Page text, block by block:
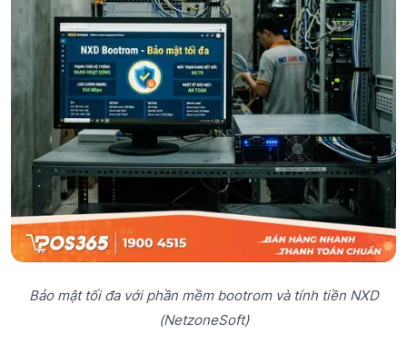
Bảo mật tối đa với phần mềm bootrom và tính tiền NXD
(NetzoneSoft)